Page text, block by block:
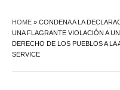
HOME » CONDENA A LA
UNA FLAGRANTE VIOLACIÓN A
DERECHO DE LOS PUEBLOS A
SERVICE